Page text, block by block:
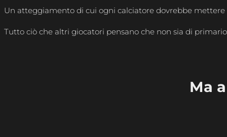
Un atteggiamento di cui ogni calciatore dovrebbe mettere
Tutto ciò che altri giocatori pensano che non sia di
Ma